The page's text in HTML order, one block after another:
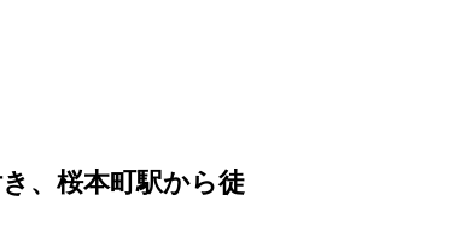
、桜本町駅から徒